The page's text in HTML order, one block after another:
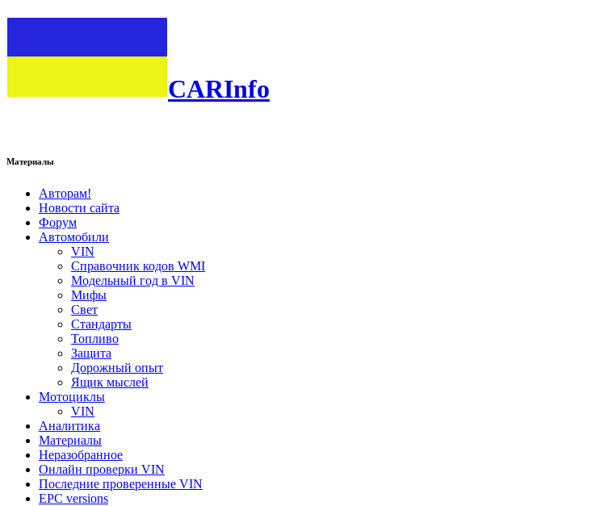
CARInfo
Материалы
Авторам!
Новости сайта
Форум
Автомобили
VIN
Справочник кодов WMI
Модельный год в VIN
Мифы
Свет
Стандарты
Топливо
Защита
Дорожный опыт
Ящик мыслей
Мотоциклы
VIN
Аналитика
Материалы
Неразобранное
Онлайн проверки VIN
Последние проверенные VIN
EPC versions